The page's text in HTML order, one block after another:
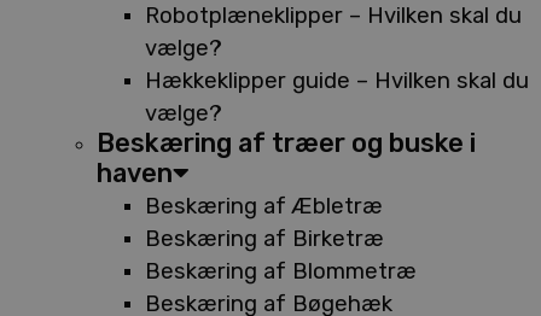
Robotplæneklipper – Hvilken skal du
vælge?
Hækkeklipper guide – Hvilken skal du
vælge?
Beskæring af træer og buske i
haven
Beskæring af Æbletræ
Beskæring af Birketræ
Beskæring af Blommetræ
Beskæring af Bøgehæk